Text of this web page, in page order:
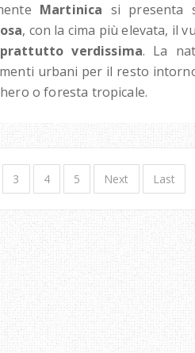
Martinica si presenta
, con la cima più elevata, il
verdissima. La
urbani per il resto
o foresta tropicale.
3 4 5 Next Last